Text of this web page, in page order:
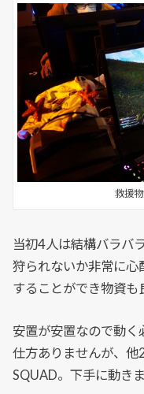
救援
当初4人は結構バラバ
狩られないか非常に
することができ物資も
安置が安置なので動
仕方ありませんが、他
SQUAD。下手に動きま